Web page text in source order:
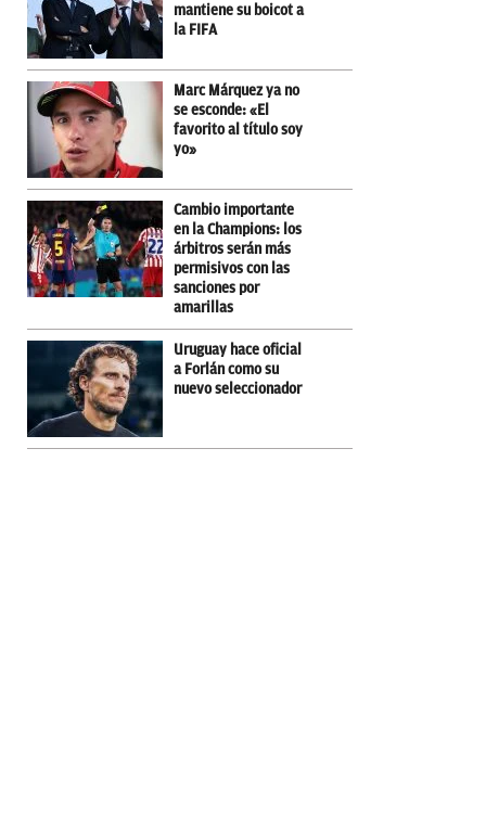
mantiene su boicot a
la FIFA
Marc Márquez ya no
se esconde: «El
favorito al título soy
yo»
Cambio importante
en la Champions: los
árbitros serán más
permisivos con las
sanciones por
amarillas
Uruguay hace oficial
a Forlán como su
nuevo seleccionador